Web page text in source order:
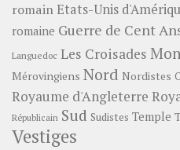
romainEtats-Unis
romaine Guerre de Cent
Languedoc Les Croisades
Mérovingiens Nord Nordistes
Royaume d'Angleterre
Républicain Sud Sudistes Temple
Vestiges